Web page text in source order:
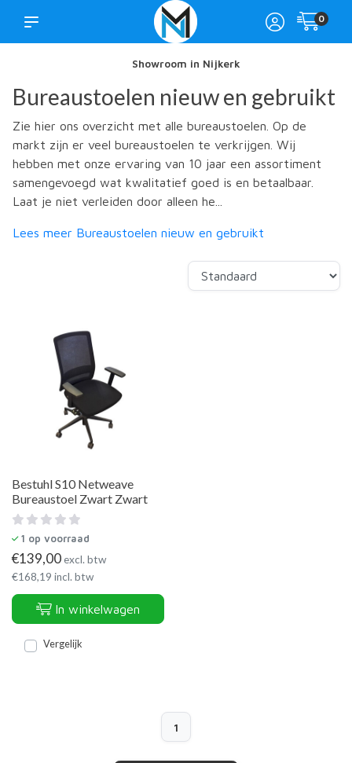
0
Showroom in Nijkerk
Bureaustoelen nieuw en gebruikt
Zie hier ons overzicht met alle bureaustoelen. Op de
markt zijn er veel bureaustoelen te verkrijgen. Wij
hebben met onze ervaring van 10 jaar een assortiment
samengevoegd wat kwalitatief goed is en betaalbaar.
Laat je niet verleiden door alleen he...
Lees meer Bureaustoelen nieuw en gebruikt
Bestuhl S10 Netweave
Bureaustoel Zwart Zwart
1 op voorraad
€139,00excl. btw
€168,19 incl. btw
In winkelwagen
Vergelijk
1